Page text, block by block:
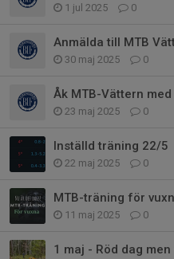
1 jul 2025 0
Anmälda till MTB
30 maj 2025 0
Åk MTB-Vättern med
23 maj 2025 0
Inställd träning 22/5
22 maj 2025 0
MTB-träning för
11 maj 2025 0
1 maj - Röd dag